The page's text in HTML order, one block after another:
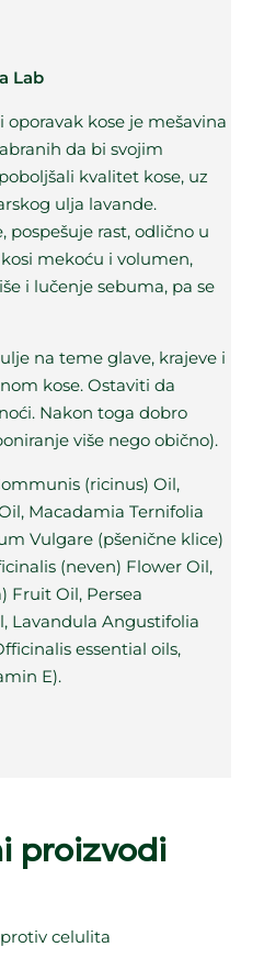
Lab
kose je mešavina
da bi svojim
kvalitet kose, uz
ulja lavande.
pospešuje rast, odlično u
mekoću i volumen,
i lučenje sebuma, pa se
na teme glave, krajeve i
kose. Ostaviti da
Nakon toga dobro
više nego obično).
(ricinus) Oil,
Macadamia Ternifolia
Vulgare (pšenične klice)
(neven) Flower Oil,
Fruit Oil, Persea
Lavandula Angustifolia
essential oils,
E).
proizvodi